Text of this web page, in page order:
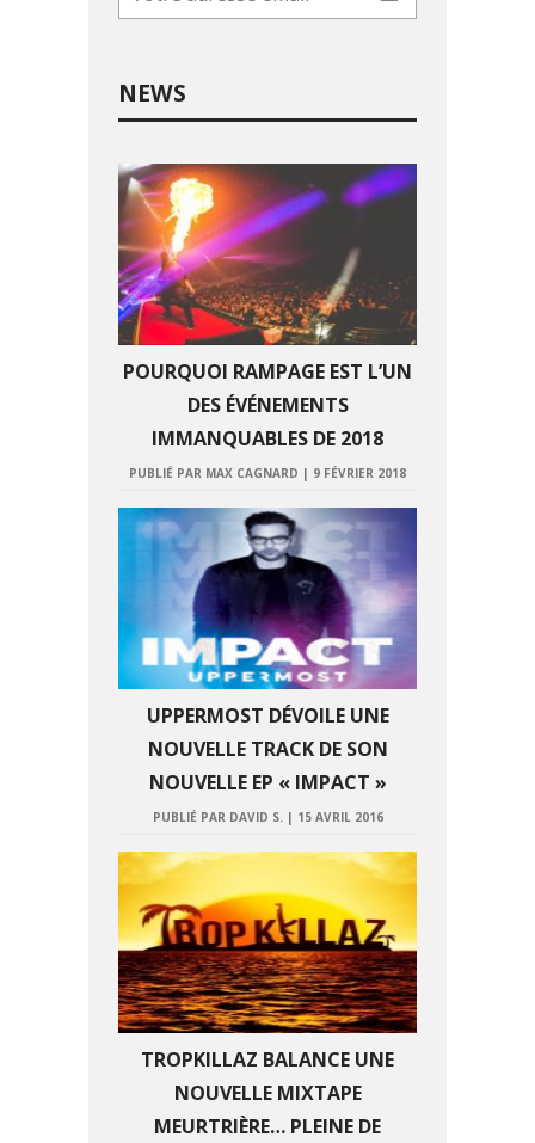
NEWS
POURQUOI RAMPAGE EST L’UN
DES ÉVÉNEMENTS
IMMANQUABLES DE 2018
PUBLIÉ PAR MAX CAGNARD | 9 FÉVRIER 2018
UPPERMOST DÉVOILE UNE
NOUVELLE TRACK DE SON
NOUVELLE EP « IMPACT »
PUBLIÉ PAR DAVID S.| 15 AVRIL 2016
TROPKILLAZ BALANCE UNE
NOUVELLE MIXTAPE
MEURTRIÈRE… PLEINE DE